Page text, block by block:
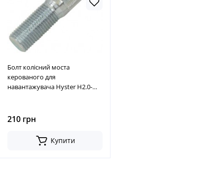
Болт колісний моста
керованого для
навантажувача Hyster H2.0-
210 грн
Купити